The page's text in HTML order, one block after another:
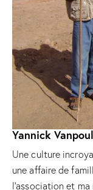
Yannick
Une culture
une affaire de
l’association et